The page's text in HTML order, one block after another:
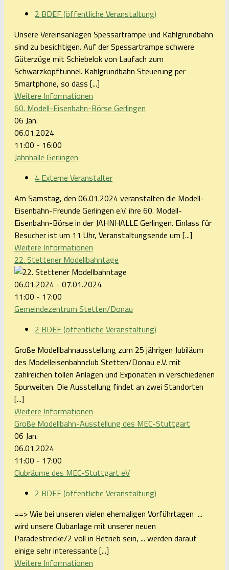
2 BDEF (öffentliche Veranstaltung)
Unsere Vereinsanlagen Spessartrampe und Kahlgrundbahn
sind zu besichtigen. Auf der Spessartrampe schwere
Güterzüge mit Schiebelok von Laufach zum
Schwarzkopftunnel. Kahlgrundbahn Steuerung per
Smartphone, so dass [...]
Weitere Informationen
60. Modell-Eisenbahn-Börse Gerlingen
06 Jan.
06.01.2024
11:00 - 16:00
Jahnhalle Gerlingen
4 Externe Veranstalter
Am Samstag, den 06.01.2024 veranstalten die Modell-
Eisenbahn-Freunde Gerlingen e.V. ihre 60. Modell-
Eisenbahn-Börse in der JAHNHALLE Gerlingen. Einlass für
Besucher ist um 11 Uhr, Veranstaltungsende um [...]
Weitere Informationen
22. Stettener Modellbahntage
06.01.2024 - 07.01.2024
11:00 - 17:00
Gemeindezentrum Stetten/Donau
2 BDEF (öffentliche Veranstaltung)
Große Modellbahnausstellung zum 25 jährigen Jubiläum
des Modelleisenbahnclub Stetten/Donau e.V. mit
zahlreichen tollen Anlagen und Exponaten in verschiedenen
Spurweiten. Die Ausstellung findet an zwei Standorten
[...]
Weitere Informationen
Große Modellbahn-Ausstellung des MEC-Stuttgart
06 Jan.
06.01.2024
11:00 - 17:00
Clubräume des MEC-Stuttgart eV
2 BDEF (öffentliche Veranstaltung)
==> Wie bei unseren vielen ehemaligen Vorführtagen ...
wird unsere Clubanlage mit unserer neuen
Paradestrecke/2 voll in Betrieb sein, ... werden darauf
einige sehr interessante [...]
Weitere Informationen